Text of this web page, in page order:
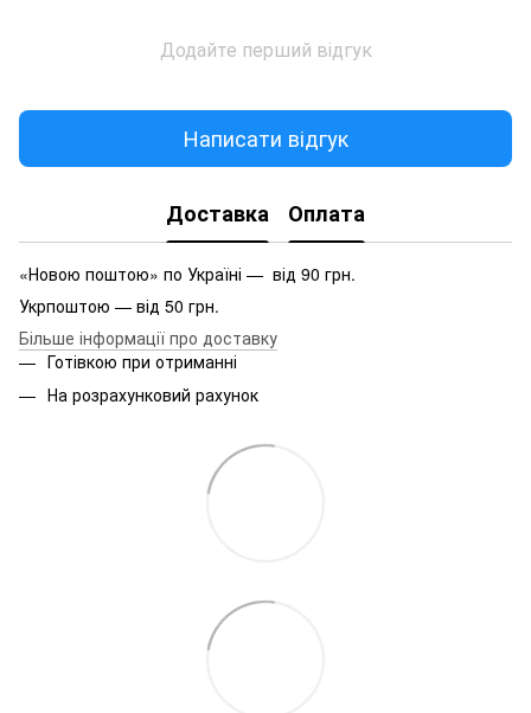
Додайте перший відгук
Написати відгук
Доставка Оплата
«Новою поштою» по Україні — від 90 грн.
Укрпоштою — від 50 грн.
Більше інформації про доставку
Готівкою при отриманні
На розрахунковий рахунок